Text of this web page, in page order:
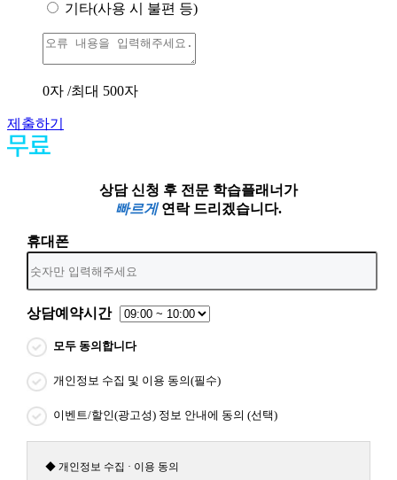
기타(사용 시 불편 등)
0자 /최대 500자
제출하기
상담 신청 후 전문 학습플래너가
빠르게연락 드리겠습니다.
휴대폰
상담예약시간
모두 동의합니다
개인정보 수집 및 이용 동의(필수)
이벤트/할인(광고성) 정보 안내에 동의 (선택)
◆ 개인정보 수집 · 이용 동의